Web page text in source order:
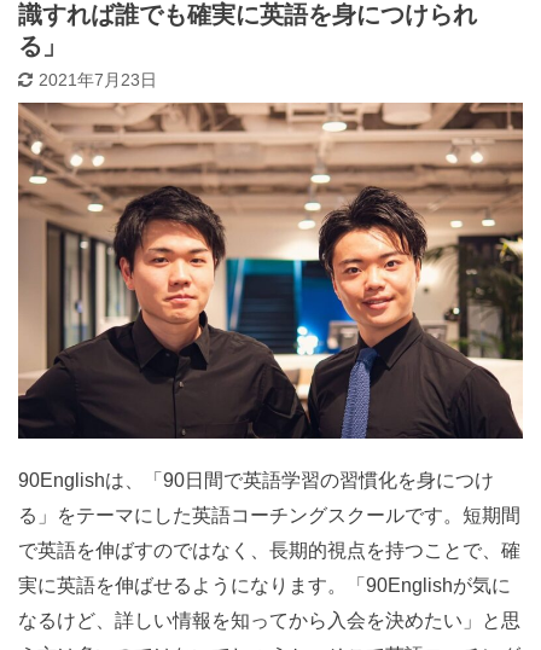
識すれば誰でも確実に英語を身につけられ
る」
2021年7月23日
90Englishは、「90日間で英語学習の習慣化を身につけ
る」をテーマにした英語コーチングスクールです。短期間
で英語を伸ばすのではなく、長期的視点を持つことで、確
実に英語を伸ばせるようになります。「90Englishが気に
なるけど、詳しい情報を知ってから入会を決めたい」と思